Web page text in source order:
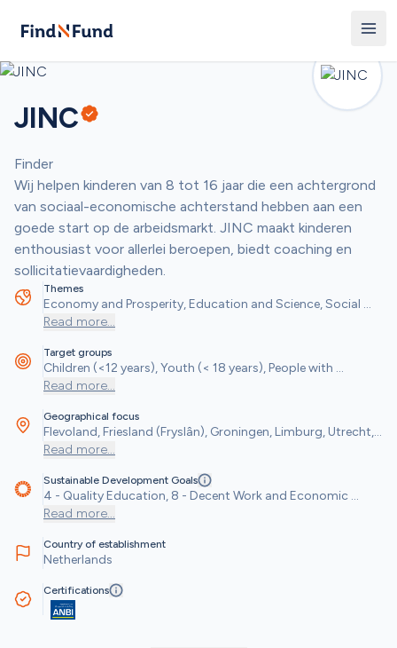
JINC
Finder
Wij helpen kinderen van 8 tot 16 jaar die een achtergrond
van sociaal-economische achterstand hebben aan een
goede start op de arbeidsmarkt. JINC maakt kinderen
enthousiast voor allerlei beroepen, biedt coaching en
sollicitatievaardigheden.
Themes
Economy and Prosperity, Education and Science, Social
and Community Objectives
Read more...
Target groups
Children (<12 years), Youth (< 18 years), People with
Disabilities, Students, Low-income Households
Read more...
Geographical focus
Flevoland, Friesland (Fryslân), Groningen, Limburg, Utrecht,
's-Hertogenbosch, Amsterdam, Arnhem, Bloemendaal,
Enschede, Haarlem, Heemstede, Helmond, Leiden,
Leidschendam-Voorburg, Midden-Delfland, Nijmegen,
Pijnacker-Nootdorp, Rijswijk (ZH.), Rotterdam, Tilburg,
Wassenaar, Westland, Zaanstad, Zandvoort, Zoetermeer
Read more...
Sustainable Development Goals
4 - Quality Education, 8 - Decent Work and Economic
Growth, 10 - Reduced Inequalities
Read more...
Country of establishment
Netherlands
Certifications